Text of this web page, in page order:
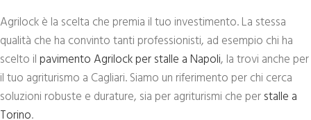
Agrilock è la scelta che premia il tuo investimento. La stessa
qualità che ha convinto tanti professionisti, ad esempio chi ha
scelto ilpavimento Agrilock per stalle a Napoli, la trovi anche per
il tuo agriturismo a Cagliari. Siamo un riferimento per chi cerca
soluzioni robuste e durature, sia per agriturismi che perstalle a
Torino.